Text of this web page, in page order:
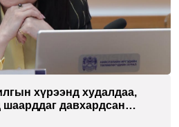
хүрээнд худалдаа,
шаарддаг давхардсан
болгох тогтоолын төслийг